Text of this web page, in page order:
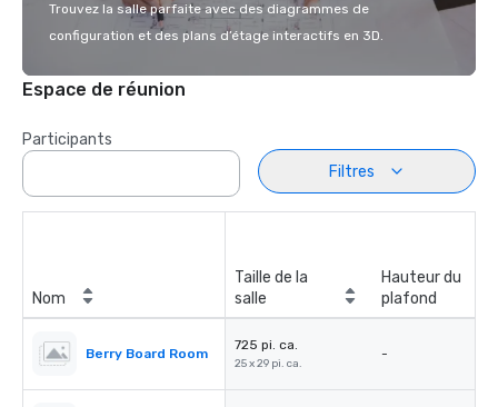
Trouvez la salle parfaite avec des diagrammes de
configuration et des plans d’étage interactifs en 3D.
Espace de réunion
Participants
Filtres
Nom
Taille de la
salle
Hauteur du
plafond
Berry Board Room
725 pi. ca.
25 x 29 pi. ca.
-